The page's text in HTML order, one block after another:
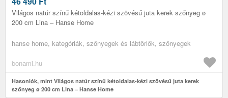
Világos natúr színű kétoldalas-kézi szövésű juta kerek szőnyeg ø
200 cm Lina – Hanse Home
hanse home, kategóriák, szőnyegek és lábtörlők, szőnyegek
bonami.hu
Hasonlók, mint Világos natúr színű kétoldalas-kézi szövésű juta kerek
szőnyeg ø 200 cm Lina – Hanse Home